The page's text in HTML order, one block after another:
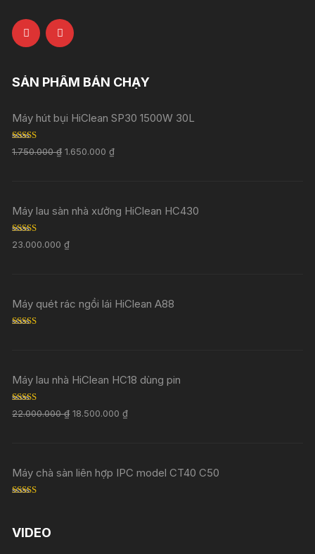
SẢN PHẨM BÁN CHẠY
Máy hút bụi HiClean SP30 1500W 30L
Rated 5.00
out of 5
1.750.000₫ 1.650.000₫
Máy lau sàn nhà xưởng HiClean HC430
Rated5.00
out of 5
23.000.000₫
Máy quét rác ngồi lái HiClean A88
Máy lau nhà HiClean HC18 dùng pin
Rated5.00
out of 5
22.000.000₫ 18.500.000₫
Máy chà sàn liên hợp IPC model CT40 C50
VIDEO